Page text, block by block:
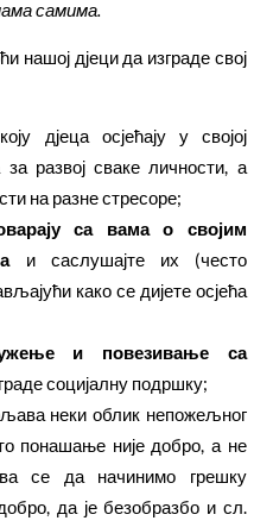
самима.
нашој дјеци да изграде свој
дјеца осјећају у својој
развој сваке личности, а
на разне стресоре;
са вама о својим
и саслушајте их (често
како се дијете осјећа
и повезивање са
социјалну подршку;
неки облик непожељног
понашање није добро, а не
се да начинимо грешку
да је безобразбо и сл.